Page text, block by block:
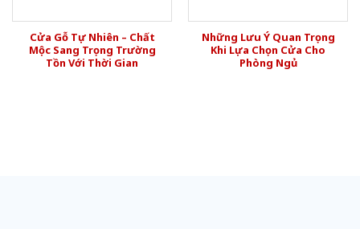
Cửa Gỗ Tự Nhiên – Chất
Mộc Sang Trọng Trường
Tồn Với Thời Gian
Những Lưu Ý Quan Trọng
Khi Lựa Chọn Cửa Cho
Phòng Ngủ